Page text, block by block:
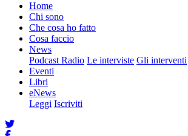
Home
Chi sono
Che cosa ho fatto
Cosa faccio
News
Podcast Radio Le interviste Gli interventi
Eventi
Libri
eNews
Leggi Iscriviti